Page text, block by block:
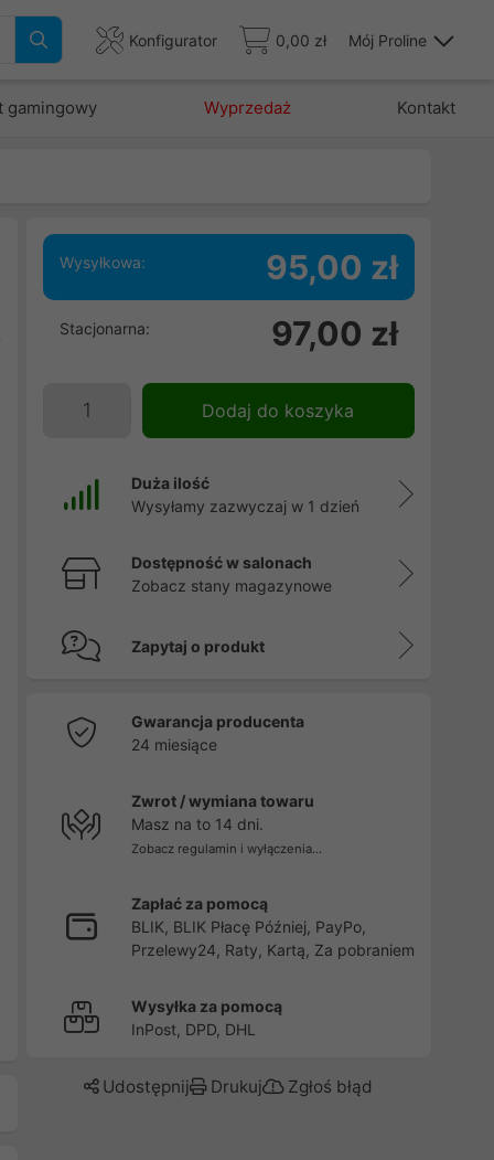
Konfigurator 0,00 zł Mój Proline
gamingowy Wyprzedaż Kontakt
Wysyłkowa: 95,00 zł
Stacjonarna: 97,00 zł
Dodaj do koszyka
Duża ilość
Wysyłamy zazwyczaj w 1 dzień
Dostępność w salonach
Zobacz stany magazynowe
Zapytaj o produkt
Gwarancja producenta
24 miesiące
Zwrot / wymiana towaru
Masz na to 14 dni.
Zobacz regulamin i wyłączenia...
Zapłać za pomocą
BLIK, BLIK Płacę Później, PayPo,
Przelewy24, Raty, Kartą, Za pobraniem
Wysyłka za pomocą
InPost, DPD, DHL
Udostępnij Drukuj Zgłoś błąd